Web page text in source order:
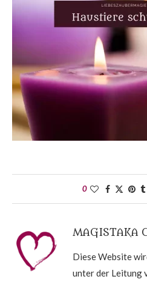
0
MAGISTAKA
Diese Website
unter der Leitung